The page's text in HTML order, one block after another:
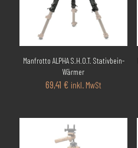
Manfrotto ALPHA S.H.O.T. Stativbein-
Wärmer
69,41€ inkl. MwSt